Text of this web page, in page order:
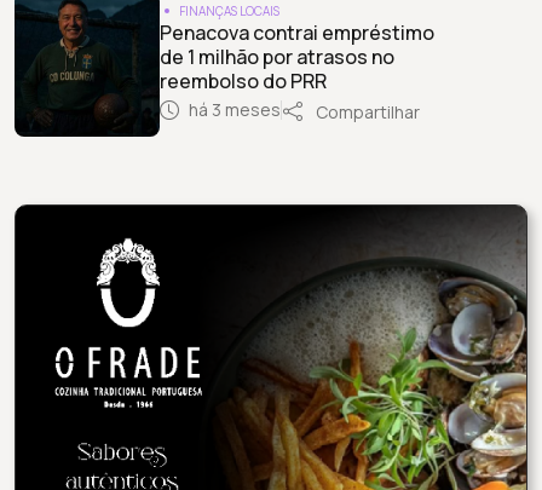
FINANÇAS LOCAIS
Penacova contrai empréstimo
de 1 milhão por atrasos no
reembolso do PRR
há 3 meses Compartilhar